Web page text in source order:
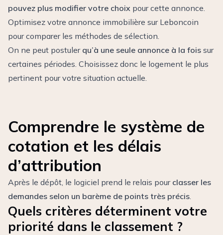
pouvez plus modifier votre choix pour cette annonce.
Optimisez votre annonce immobilière sur Leboncoin
pour comparer les méthodes de sélection.
On ne peut postuler qu’à une seule annonce à la fois sur
certaines périodes. Choisissez donc le logement le plus
pertinent pour votre situation actuelle.
Comprendre le système de
cotation et les délais
d’attribution
Après le dépôt, le logiciel prend le relais pour classer les
demandes selon un barème de points très précis.
Quels critères déterminent votre
priorité dans le classement ?